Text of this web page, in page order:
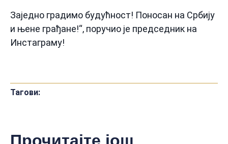
Заједно градимо будућност! Поносан на Србију
и њене грађане!“, поручио је председник на
Инстаграму!
Тагови:
Прочитајте још